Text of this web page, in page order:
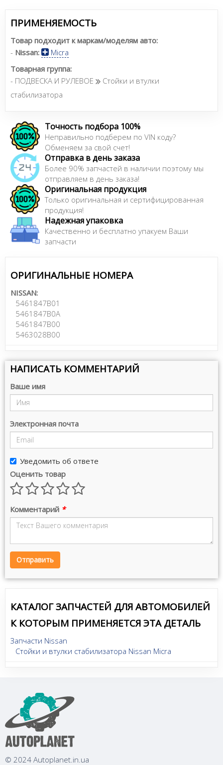
ПРИМЕНЯЕМОСТЬ
Товар подходит к маркам/моделям авто:
- Nissan:
Micra
Товарная группа:
- ПОДВЕСКА И РУЛЕВОЕ
Стойки и втулки
стабилизатора
Точность подбора 100%
Неправильно подберем по VIN коду?
Обменяем за свой счет!
Отправка в день заказа
Более 90% запчастей в наличии поэтому мы
отправляем в день заказа!
Оригинальная продукция
Только оригинальная и сертифицированная
продукция!
Надежная упаковка
Качественно и бесплатно упакуем Ваши
запчасти
ОРИГИНАЛЬНЫЕ НОМЕРА
NISSAN:
5461847B01
5461847B0A
5461847B00
5463028B00
НАПИСАТЬ КОММЕНТАРИЙ
Ваше имя
Электронная почта
Уведомить об ответе
Оценить товар
Комментарий *
Отправить
КАТАЛОГ ЗАПЧАСТЕЙ ДЛЯ АВТОМОБИЛЕЙ
К КОТОРЫМ ПРИМЕНЯЕТСЯ ЭТА ДЕТАЛЬ
Запчасти Nissan
Стойки и втулки стабилизатора Nissan Micra
© 2024 Autoplanet.in.ua